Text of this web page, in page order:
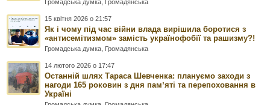
Громадська думка Громадянська
15 квітня 2026 о 21:57
Як і чому під час війни влада вирішила боротися з
«антисемітизмом» замість українофобії та рашизму?!
Громадська думка Громадянська
14 лютого 2026 о 17:47
Останній шлях Тараса Шевченка: плануємо заходи з
нагоди 165 роковин з дня памʼяті та перепоховання в
Україні